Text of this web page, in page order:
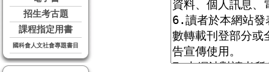
招生考古題
課程指定用書
國科會人文社會專題書目